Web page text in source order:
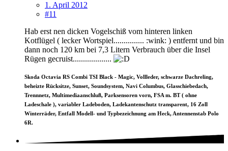
1. April 2012
#11
Hab erst nen dicken Vogelschiß vom hinteren linken
Kotflügel ( lecker Wortspiel............... :wink: ) entfernt und bin
dann noch 120 km bei 7,3 Litern Verbrauch über die Insel
Rügen gecruist...................
Skoda Octavia RS Combi TSI Black - Magic, Vollleder, schwarze Dachreling,
beheizte Rücksitze, Sunset, Soundsystem, Navi Columbus, Glasschiebedach,
Trennnetz, Multimediaanschluß, Parksensoren vorn, FSA m. BT ( ohne
Ladeschale ), variabler Ladeboden, Ladekantenschutz transparent, 16 Zoll
Winterräder, Entfall Modell- und Typbezeichnung am Heck, Antennenstab Polo
6R.